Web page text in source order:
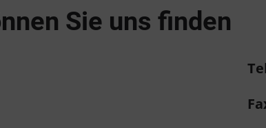
Sie uns finden